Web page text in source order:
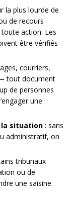
la plus lourde de
de recours
action. Les
être vérifiés
courriers,
tout document
de personnes
une
la situation : sans
administratif, on
tribunaux
ou de
une saisine